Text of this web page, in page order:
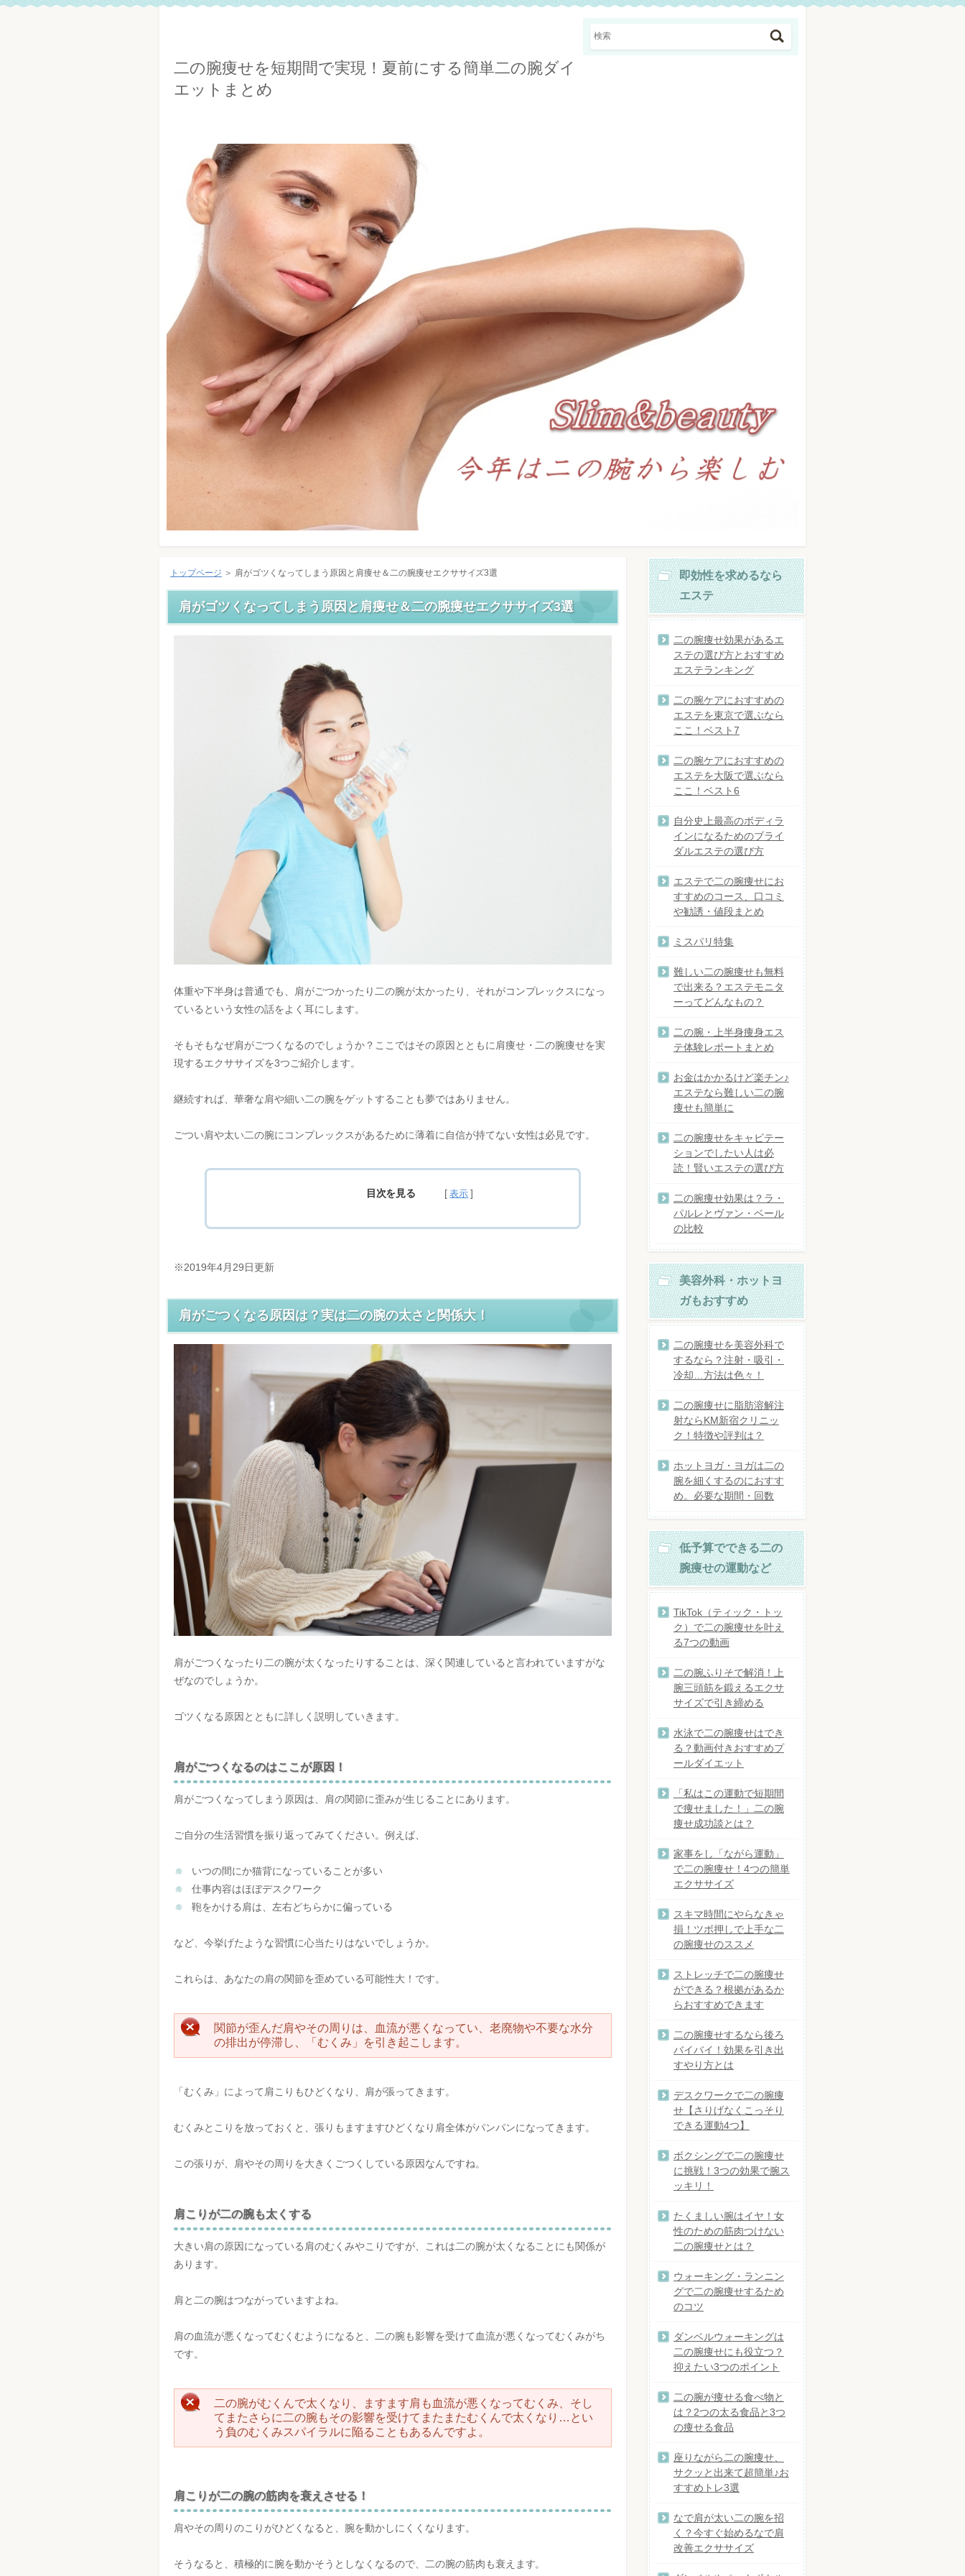
二の腕痩せを短期間で実現！夏前にする簡単二の腕ダイ
エットまとめ
トップページ ＞ 肩がゴツくなってしまう原因と肩痩せ＆二の腕痩せエクササイズ3選
肩がゴツくなってしまう原因と肩痩せ＆二の腕痩せエクササイズ3選
体重や下半身は普通でも、肩がごつかったり二の腕が太かったり、それがコンプレックスになっ
ているという女性の話をよく耳にします。
そもそもなぜ肩がごつくなるのでしょうか？ここではその原因とともに肩痩せ・二の腕痩せを実
現するエクササイズを3つご紹介します。
継続すれば、華奢な肩や細い二の腕をゲットすることも夢ではありません。
ごつい肩や太い二の腕にコンプレックスがあるために薄着に自信が持てない女性は必見です。
目次を見る
肩こりが二の腕の筋肉を衰えさせる！
そもそも日本人は肩や二の腕が痩せにくい
すっきり気持ちよく痩せる！肩と二の腕のダイエットエクササイズ
3選
カンタン肩回しエクササイズ！二の腕にもダイエット効果アリ
肩も二の腕もすっきり！上半身痩せエクササイズ
使うのはフェイスタオル1枚！効いているのがわかるタオルエクササ
イズ
まとめ：肩と二の腕を細くするなら簡単なエクササイズを続けるこ
とが大事。
※2019年4月29日更新
肩がごつくなる原因は？実は二の腕の太さと関係大！
肩がごつくなったり二の腕が太くなったりすることは、深く関連していると言われていますがな
ぜなのでしょうか。
ゴツくなる原因とともに詳しく説明していきます。
肩がごつくなるのはここが原因！
肩がごつくなってしまう原因は、肩の関節に歪みが生じることにあります。
ご自分の生活習慣を振り返ってみてください。例えば、
いつの間にか猫背になっていることが多い
仕事内容はほぼデスクワーク
鞄をかける肩は、左右どちらかに偏っている
など、今挙げたような習慣に心当たりはないでしょうか。
これらは、あなたの肩の関節を歪めている可能性大！です。
関節が歪んだ肩やその周りは、血流が悪くなってい、老廃物や不要な水分
の排出が停滞し、「むくみ」を引き起こします。
「むくみ」によって肩こりもひどくなり、肩が張ってきます。
むくみとこりを放っておくと、張りもますますひどくなり肩全体がパンパンになってきます。
この張りが、肩やその周りを大きくごつくしている原因なんですね。
肩こりが二の腕も太くする
大きい肩の原因になっている肩のむくみやこりですが、これは二の腕が太くなることにも関係が
あります。
肩と二の腕はつながっていますよね。
肩の血流が悪くなってむくむようになると、二の腕も影響を受けて血流が悪くなってむくみがち
です。
二の腕がむくんで太くなり、ますます肩も血流が悪くなってむくみ、そし
てまたさらに二の腕もその影響を受けてまたまたむくんで太くなり…とい
う負のむくみスパイラルに陥ることもあるんですよ。
肩こりが二の腕の筋肉を衰えさせる！
肩やその周りのこりがひどくなると、腕を動かしにくくなります。
そうなると、積極的に腕を動かそうとしなくなるので、二の腕の筋肉も衰えます。
即効性を求めるなら
エステ
二の腕痩せ効果があるエ
ステの選び方とおすすめ
エステランキング
二の腕ケアにおすすめの
エステを東京で選ぶなら
ここ！ベスト7
二の腕ケアにおすすめの
エステを大阪で選ぶなら
ここ！ベスト6
自分史上最高のボディラ
インになるためのブライ
ダルエステの選び方
エステで二の腕痩せにお
すすめのコース、口コミ
や勧誘・値段まとめ
ミスパリ特集
難しい二の腕痩せも無料
で出来る？エステモニタ
ーってどんなもの？
二の腕・上半身痩身エス
テ体験レポートまとめ
お金はかかるけど楽チン♪
エステなら難しい二の腕
痩せも簡単に
二の腕痩せをキャビテー
ションでしたい人は必
読！賢いエステの選び方
二の腕痩せ効果は？ラ・
パルレとヴァン・ベール
の比較
美容外科・ホットヨ
ガもおすすめ
二の腕痩せを美容外科で
するなら？注射・吸引・
冷却…方法は色々！
二の腕痩せに脂肪溶解注
射ならKM新宿クリニッ
ク！特徴や評判は？
ホットヨガ・ヨガは二の
腕を細くするのにおすす
め。必要な期間・回数
低予算でできる二の
腕痩せの運動など
TikTok（ティック・トッ
ク）で二の腕痩せを叶え
る7つの動画
二の腕ふりそで解消！上
腕三頭筋を鍛えるエクサ
サイズで引き締める
水泳で二の腕痩せはでき
る？動画付きおすすめプ
ールダイエット
「私はこの運動で短期間
で痩せました！」二の腕
痩せ成功談とは？
家事をし「ながら運動」
で二の腕痩せ！4つの簡単
エクササイズ
スキマ時間にやらなきゃ
損！ツボ押しで上手な二
の腕痩せのススメ
ストレッチで二の腕痩せ
ができる？根拠があるか
らおすすめできます
二の腕痩せするなら後ろ
バイバイ！効果を引き出
すやり方とは
デスクワークで二の腕痩
せ【さりげなくこっそり
できる運動4つ】
ボクシングで二の腕痩せ
に挑戦！3つの効果で腕ス
ッキリ！
たくましい腕はイヤ！女
性のための筋肉つけない
二の腕痩せとは？
ウォーキング・ランニン
グで二の腕痩せするため
のコツ
ダンベルウォーキングは
二の腕痩せにも役立つ？
抑えたい3つのポイント
二の腕が痩せる食べ物と
は？2つの太る食品と3つ
の痩せる食品
座りながら二の腕痩せ、
サクッと出来て超簡単♪お
すすめトレ3選
なで肩が太い二の腕を招
く？今すぐ始めるなで肩
改善エクササイズ